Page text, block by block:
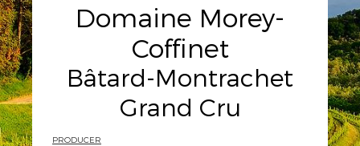
Domaine Morey-
Coffinet
Bâtard-Montrachet
Grand Cru
PRODUCER